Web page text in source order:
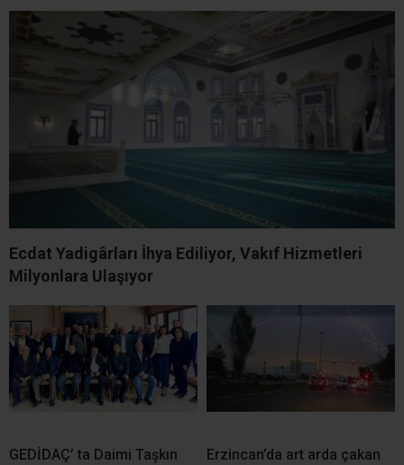
Ecdat Yadigârları İhya Ediliyor, Vakıf Hizmetleri
Milyonlara Ulaşıyor
GEDİDAÇ’ ta Daimi Taşkın
Erzincan’da art arda çakan